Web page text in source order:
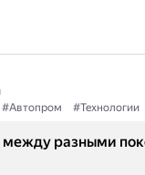
#Автопром #Технологии
между разными